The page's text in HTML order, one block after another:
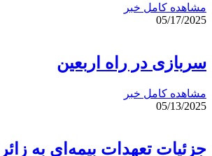
مشاهده کامل خبر
05/17/2025
سربازی در راه اربعین
مشاهده کامل خبر
05/13/2025
جزئیات تعهدات بیمه‌ای به زائران